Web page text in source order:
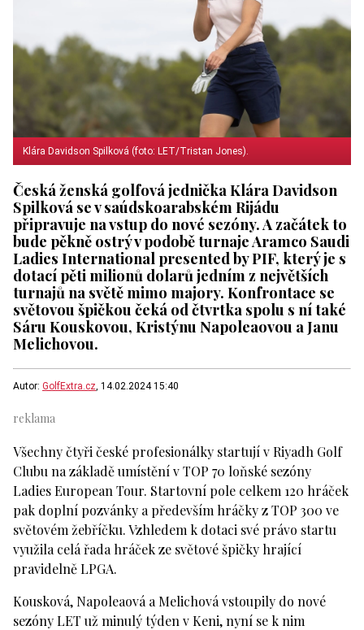
Klára Davidson Spilková (foto: LET/Tristan Jones).
Česká ženská golfová jednička Klára Davidson
Spilková se v saúdskoarabském Rijádu
připravuje na vstup do nové sezóny. A začátek to
bude pěkně ostrý v podobě turnaje Aramco Saudi
Ladies International presented by PIF, který je s
dotací pěti milionů dolarů jedním z největších
turnajů na světě mimo majory. Konfrontace se
světovou špičkou čeká od čtvrtka spolu s ní také
Sáru Kouskovou, Kristýnu Napoleaovou a Janu
Melichovou.
Autor: GolfExtra.cz , 14.02.2024 15:40
Všechny čtyři české profesionálky startují v Riyadh Golf
Clubu na základě umístění v TOP 70 loňské sezóny
Ladies European Tour. Startovní pole celkem 120 hráček
pak doplní pozvánky a především hráčky z TOP 300 ve
světovém žebříčku. Vzhledem k dotaci své právo startu
využila celá řada hráček ze světové špičky hrající
pravidelně LPGA.
Kousková, Napoleaová a Melichová vstoupily do nové
sezóny LET už minulý týden v Keni, nyní se k nim